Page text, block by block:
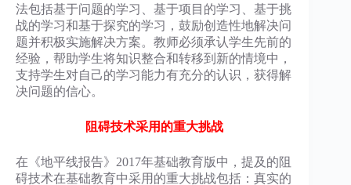
法包括基于问题的学习、基于项目的学习、基于挑
战的学习和基于探究的学习，鼓励创造性地解决问
题并积极实施解决方案。教师必须承认学生先前的
经验，帮助学生将知识整合和转移到新的情境中，
支持学生对自己的学习能力有充分的认识，获得解
决问题的信心。
阻碍技术采用的重大挑战
在《地平线报告》2017年基础教育版中，提及的阻
碍技术在基础教育中采用的重大挑战包括：真实的